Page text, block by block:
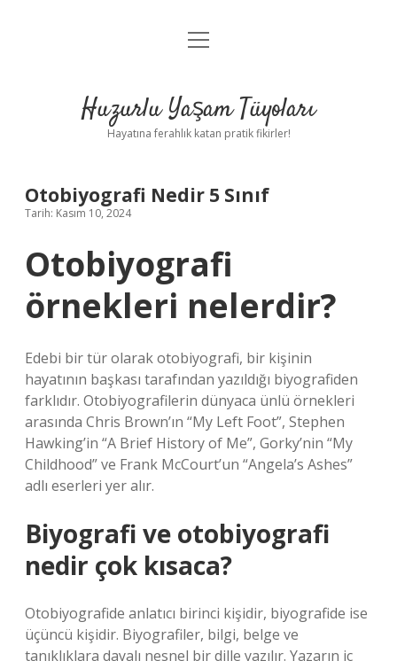
Anasayfa
Yasal Uyarı
menüyü
Huzurlu Yaşam Tüyoları
Hayatına ferahlık katan pratik fikirler!
Otobiyografi Nedir 5 Sınıf
Tarih: Kasım 10, 2024
Otobiyografi
örnekleri nelerdir?
Edebi bir tür olarak otobiyografi, bir kişinin
hayatının başkası tarafından yazıldığı biyografiden
farklıdır. Otobiyografilerin dünyaca ünlü örnekleri
arasında Chris Brown’ın “My Left Foot”, Stephen
Hawking’in “A Brief History of Me”, Gorky’nin “My
Childhood” ve Frank McCourt’un “Angela’s Ashes”
adlı eserleri yer alır.
Biyografi ve otobiyografi
nedir çok kısaca?
Otobiyografide anlatıcı birinci kişidir, biyografide ise
üçüncü kişidir. Biyografiler, bilgi, belge ve
tanıklıklara dayalı nesnel bir dille yazılır. Yazarın iç